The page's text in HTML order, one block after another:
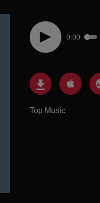
0:00
Top Music